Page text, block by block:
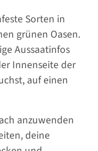
Sorten in
grünen Oasen.
Aussaatinfos
Innenseite der
auf einen
anzuwenden
deine